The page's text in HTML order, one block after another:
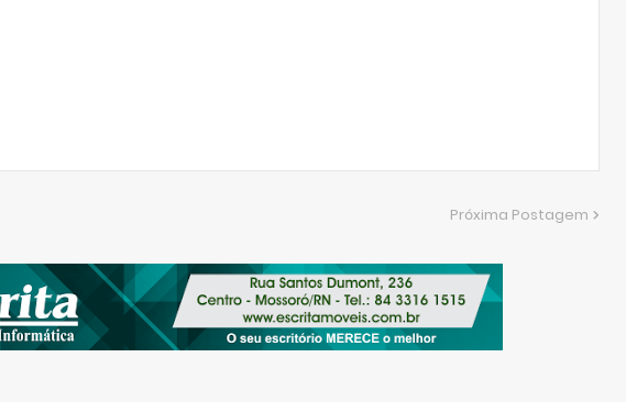
Próxima Postagem